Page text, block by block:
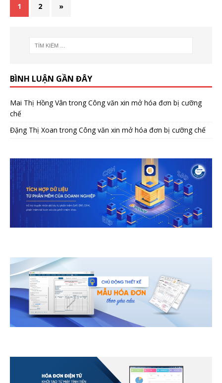
1 2 »
BÌNH LUẬN GẦN ĐÂY
Mai Thị Hồng Vân trongCông văn xin mở hóa đơn bị cưỡng
chế
Đặng Thị Xoan trongCông văn xin mở hóa đơn bị cưỡng chế